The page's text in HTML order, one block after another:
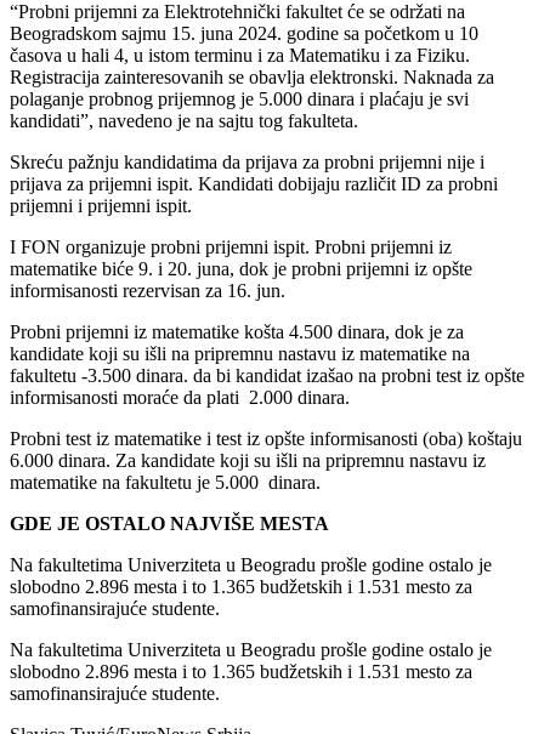
“Probni prijemni za Elektrotehnički fakultet će se održati na
Beogradskom sajmu 15. juna 2024. godine sa početkom u 10
časova u hali 4, u istom terminu i za Matematiku i za Fiziku.
Registracija zainteresovanih se obavlja elektronski. Naknada za
polaganje probnog prijemnog je 5.000 dinara i plaćaju je svi
kandidati”, navedeno je na sajtu tog fakulteta.
Skreću pažnju kandidatima da prijava za probni prijemni nije i
prijava za prijemni ispit. Kandidati dobijaju različit ID za probni
prijemni i prijemni ispit.
I FON organizuje probni prijemni ispit. Probni prijemni iz
matematike biće 9. i 20. juna, dok je probni prijemni iz opšte
informisanosti rezervisan za 16. jun.
Probni prijemni iz matematike košta 4.500 dinara, dok je za
kandidate koji su išli na pripremnu nastavu iz matematike na
fakultetu -3.500 dinara. da bi kandidat izašao na probni test iz opšte
informisanosti moraće da plati 2.000 dinara.
Probni test iz matematike i test iz opšte informisanosti (oba) koštaju
6.000 dinara. Za kandidate koji su išli na pripremnu nastavu iz
matematike na fakultetu je 5.000 dinara.
GDE JE OSTALO NAJVIŠE MESTA
Na fakultetima Univerziteta u Beogradu prošle godine ostalo je
slobodno 2.896 mesta i to 1.365 budžetskih i 1.531 mesto za
samofinansirajuće studente.
Na fakultetima Univerziteta u Beogradu prošle godine ostalo je
slobodno 2.896 mesta i to 1.365 budžetskih i 1.531 mesto za
samofinansirajuće studente.